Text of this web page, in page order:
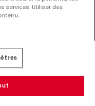
services. Utiliser des